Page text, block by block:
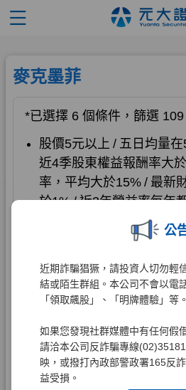
公
近期詐騙猖獗，請投資人切勿輕
結或陌生群組。本公司不會以電
「領取飆股」、「明牌體驗」等。
如果您發現社群媒體中有任何假
請洽本公司反詐騙專線
映，或撥打內政部警政署165反
益受損。